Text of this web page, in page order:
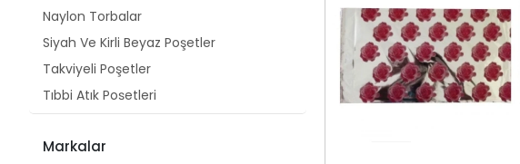
Naylon Torbalar
Siyah Ve Kirli Beyaz Poşetler
Takviyeli Poşetler
Tıbbi Atık Poşetleri
Mağaza Poşetleri
Markalar